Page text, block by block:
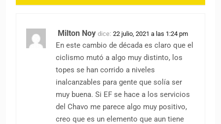
Milton Noy dice: 22 julio, 2021 a las 1:24 pm
En este cambio de década es claro que el
ciclismo mutó a algo muy distinto, los
topes se han corrido a niveles
inalcanzables para gente que solía ser
muy buena. Si EF se hace a los servicios
del Chavo me parece algo muy positivo,
creo que es un elemento que aun tiene